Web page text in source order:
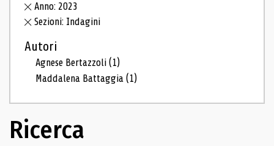
Anno: 2023
Sezioni: Indagini
Autori
Agnese Bertazzoli(1)
Maddalena Battaggia(1)
Ricerca